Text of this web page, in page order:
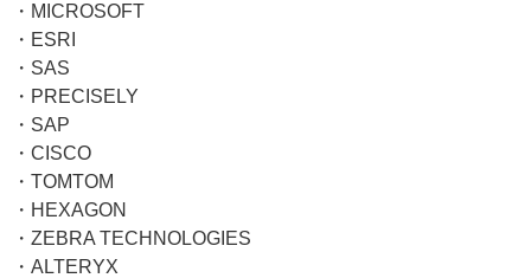
・MICROSOFT
・ESRI
・SAS
・PRECISELY
・SAP
・CISCO
・TOMTOM
・HEXAGON
・ZEBRA TECHNOLOGIES
・ALTERYX